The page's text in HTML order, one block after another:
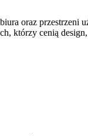
oraz przestrzeni
którzy cenią